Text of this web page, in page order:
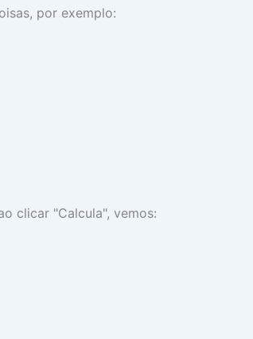
por exemplo:
clicar "Calcula", vemos: